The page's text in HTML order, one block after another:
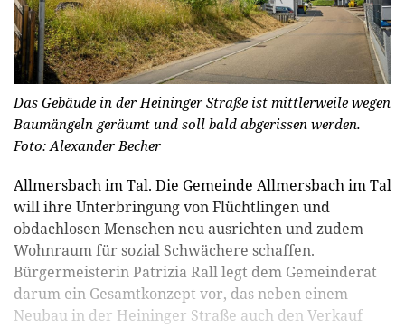
Das Gebäude in der Heininger Straße ist mittlerweile wegen
Baumängeln geräumt und soll bald abgerissen werden.
Foto: Alexander Becher
Allmersbach im Tal. Die Gemeinde Allmersbach im Tal
will ihre Unterbringung von Flüchtlingen und
obdachlosen Menschen neu ausrichten und zudem
Wohnraum für sozial Schwächere schaffen.
Bürgermeisterin Patrizia Rall legt dem Gemeinderat
darum ein Gesamtkonzept vor, das neben einem
Neubau in der Heininger Straße auch den Verkauf